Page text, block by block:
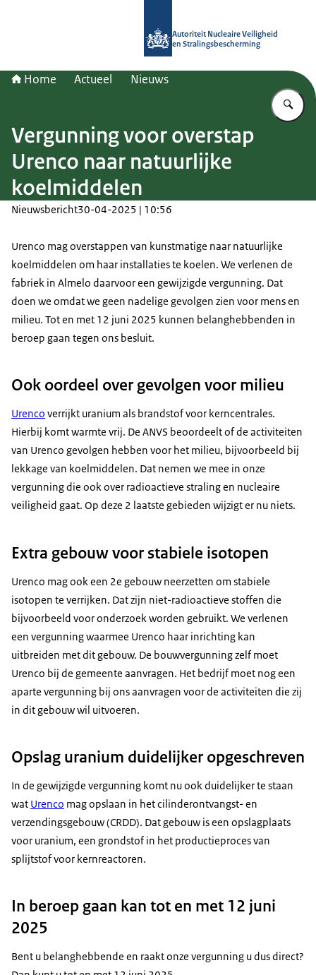
Autoriteit Nucleaire Veiligheid
en Stralingsbescherming
Home Actueel Nieuws
Vergunning voor overstap
Urenco naar natuurlijke
koelmiddelen
Nieuwsbericht30-04-2025 | 10:56
Urenco mag overstappen van kunstmatige naar natuurlijke
koelmiddelen om haar installaties te koelen. We verlenen de
fabriek in Almelo daarvoor een gewijzigde vergunning. Dat
doen we omdat we geen nadelige gevolgen zien voor mens en
milieu. Tot en met 12 juni 2025 kunnen belanghebbenden in
beroep gaan tegen ons besluit.
Ook oordeel over gevolgen voor milieu
Urenco verrijkt uranium als brandstof voor kerncentrales.
Hierbij komt warmte vrij. De ANVS beoordeelt of de activiteiten
van Urenco gevolgen hebben voor het milieu, bijvoorbeeld bij
lekkage van koelmiddelen. Dat nemen we mee in onze
vergunning die ook over radioactieve straling en nucleaire
veiligheid gaat. Op deze 2 laatste gebieden wijzigt er nu niets.
Extra gebouw voor stabiele isotopen
Urenco mag ook een 2e gebouw neerzetten om stabiele
isotopen te verrijken. Dat zijn niet-radioactieve stoffen die
bijvoorbeeld voor onderzoek worden gebruikt. We verlenen
een vergunning waarmee Urenco haar inrichting kan
uitbreiden met dit gebouw. De bouwvergunning zelf moet
Urenco bij de gemeente aanvragen. Het bedrijf moet nog een
aparte vergunning bij ons aanvragen voor de activiteiten die zij
in dit gebouw wil uitvoeren.
Opslag uranium duidelijker opgeschreven
In de gewijzigde vergunning komt nu ook duidelijker te staan
wat Urenco mag opslaan in het cilinderontvangst- en
verzendingsgebouw (CRDD). Dat gebouw is een opslagplaats
voor uranium, een grondstof in het productieproces van
splijtstof voor kernreactoren.
In beroep gaan kan tot en met 12 juni
2025
Bent u belanghebbende en raakt onze vergunning u dus direct?